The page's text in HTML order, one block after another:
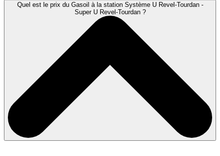
Quel est le prix du Gasoil à la station Système U Revel-Tourdan -
Super U Revel-Tourdan ?